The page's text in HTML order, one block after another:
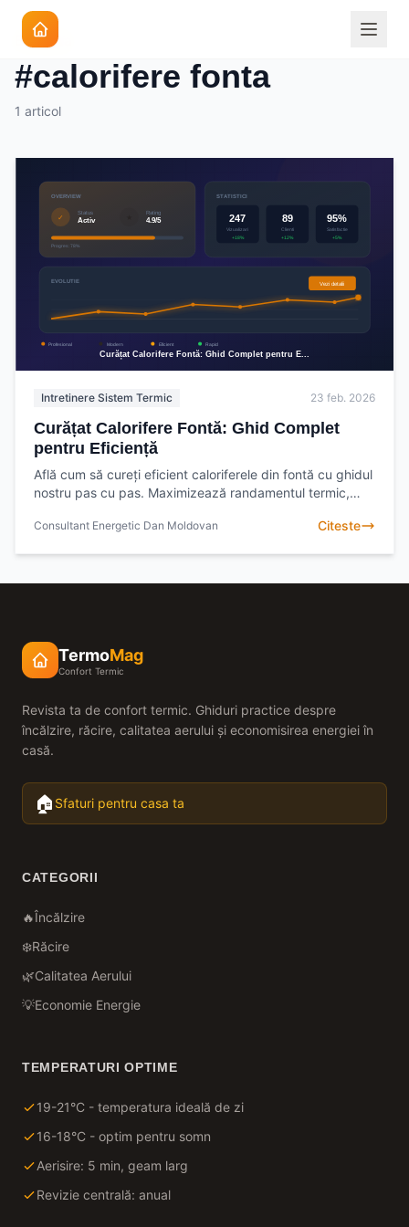
Eticheta
#calorifere fonta
1 articol
Intretinere Sistem Termic 23 feb. 2026
Curățat Calorifere Fontă: Ghid Complet
pentru Eficiență
Află cum să cureți eficient caloriferele din fontă cu ghidul
nostru pas cu pas. Maximizează randamentul termic,
Consultant Energetic Dan Moldovan Citeste
TermoMag
Confort Termic
Revista ta de confort termic. Ghiduri practice despre
încălzire, răcire, calitatea aerului și economisirea energiei în
casă.
🏠 Sfaturi pentru casa ta
CATEGORII
🔥Încălzire
❄️Răcire
🌿Calitatea Aerului
💡Economie Energie
TEMPERATURI OPTIME
19-21°C - temperatura ideală de zi
16-18°C - optim pentru somn
Aerisire: 5 min, geam larg
Revizie centrală: anual